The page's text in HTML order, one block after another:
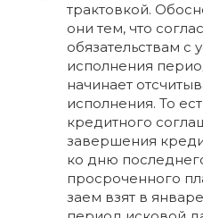
трактовкой.
они тем, что
обязательствам с
исполнения
начинает
исполнения. То
кредитного
завершения
ко дню
просроченного
заем взят в